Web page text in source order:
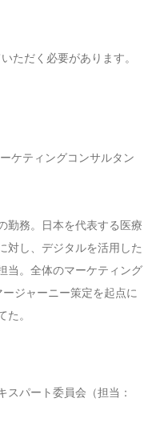
ただく必要があります。
ケティングコンサルタン
勤務。日本を代表する医療
対し、デジタルを活用した
当。全体のマーケティング
ジャーニー策定を起点に
た。
パート委員会（担当：